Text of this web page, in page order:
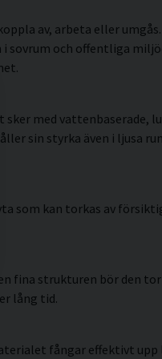
av, arbeta eller umgås.
sovrum och offentliga
med vattenbaserade,
sin styrka även i ljusa
som kan torkas av
fina strukturen bör den
lång tid.
fångar effektivt upp